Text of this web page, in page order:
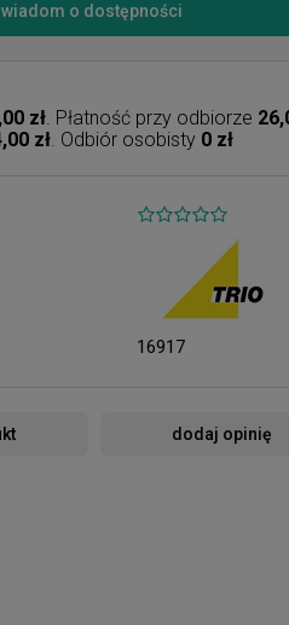
o dostępności
zł. Płatność przy odbiorze
zł. Odbiór osobisty 0 zł
16917
dodaj opinię